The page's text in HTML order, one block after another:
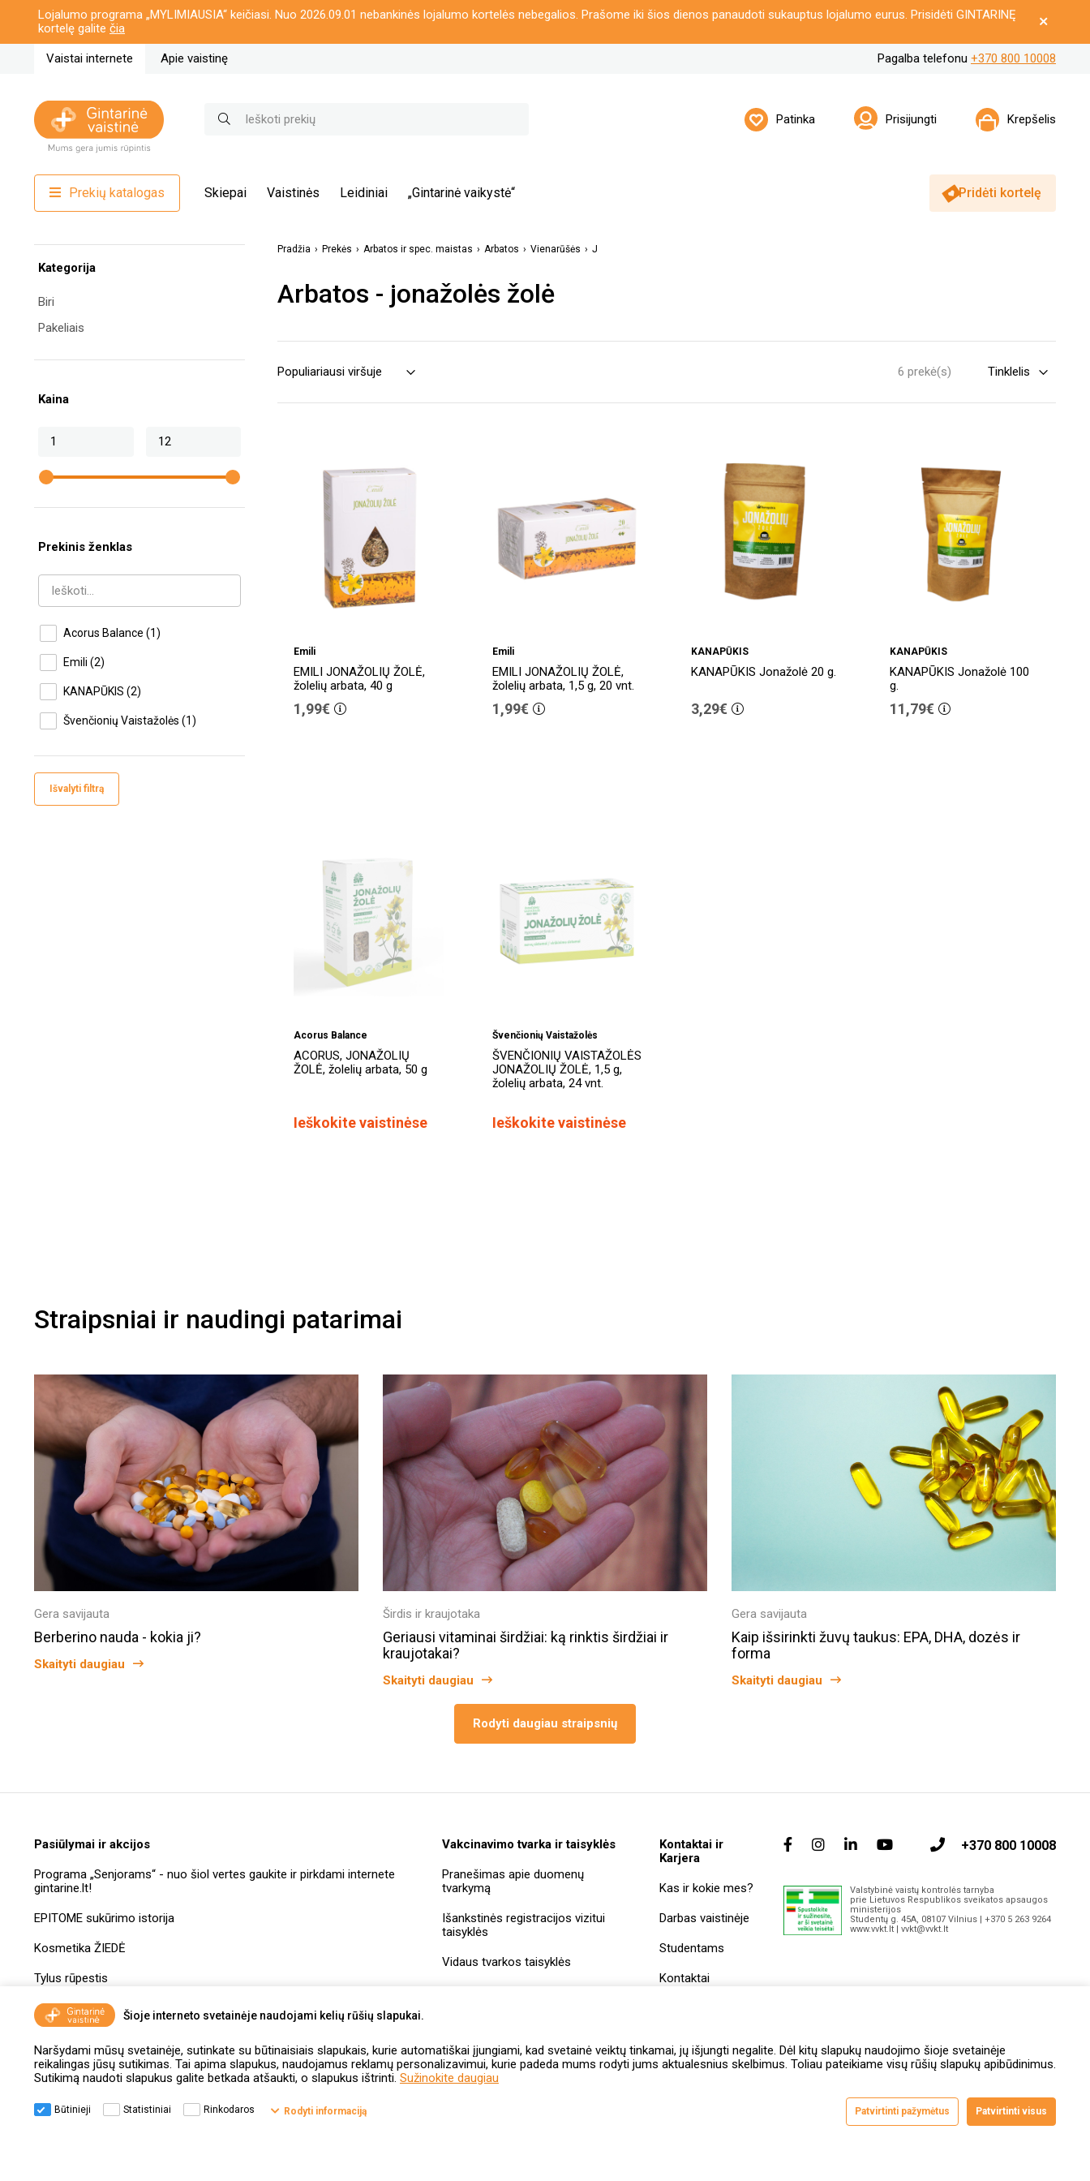
Šioje interneto svetainėje naudojami kelių rūšių slapukai.
Naršydami mūsų svetainėje, sutinkate su būtinaisiais slapukais, kurie automatiškai įjungiami, kad svetainė veiktų tinkamai, jų išjungti negalite. Dėl kitų slapukų naudojimo šioje svetainėje
reikalingas jūsų sutikimas. Tai apima slapukus, naudojamus reklamų personalizavimui, kurie padeda mums rodyti jums aktualesnius skelbimus. Toliau pateikiame visų rūšių slapukų apibūdinimus.
Sutikimą naudoti slapukus galite betkada atšaukti, o slapukus ištrinti. Sužinokite daugiau
Patvirtinti pažymėtus Patvirtinti visus
Būtinieji Statistiniai Rinkodaros Rodyti informaciją
Lojalumo programa „MYLIMIAUSIA“ keičiasi. Nuo 2026.09.01 nebankinės lojalumo kortelės nebegalios. Prašome iki šios dienos panaudoti sukauptus lojalumo eurus. Prisidėti GINTARINĘ
kortelę galite čia
Vaistai internete Apie vaistinę Pagalba telefonu +370 800 10008
Patinka Prisijungti Krepšelis
Prekių katalogas Skiepai Vaistinės Leidiniai „Gintarinė vaikystė“ Pridėti kortelę
Kategorija
Biri
Pakeliais
Kaina
Prekinis ženklas
Acorus Balance (1)
Emili (2)
KANAPŪKIS (2)
Švenčionių Vaistažolės (1)
Išvalyti filtrą
Pradžia Prekės Arbatos ir spec. maistas Arbatos Vienarūšės J
Arbatos - jonažolės žolė
6 prekė(s)
Emili
EMILI JONAŽOLIŲ ŽOLĖ,
žolelių arbata, 40 g
1,99€
Emili
EMILI JONAŽOLIŲ ŽOLĖ,
žolelių arbata, 1,5 g, 20 vnt.
1,99€
KANAPŪKIS
KANAPŪKIS Jonažolė 20 g.
3,29€
KANAPŪKIS
KANAPŪKIS Jonažolė 100
g.
11,79€
Acorus Balance
ACORUS, JONAŽOLIŲ
ŽOLĖ, žolelių arbata, 50 g
Ieškokite vaistinėse
Švenčionių Vaistažolės
ŠVENČIONIŲ VAISTAŽOLĖS
JONAŽOLIŲ ŽOLĖ, 1,5 g,
žolelių arbata, 24 vnt.
Ieškokite vaistinėse
Straipsniai ir naudingi patarimai
Gera savijauta
Berberino nauda - kokia ji?
Skaityti daugiau
Širdis ir kraujotaka
Geriausi vitaminai širdžiai: ką rinktis širdžiai ir
kraujotakai?
Skaityti daugiau
Gera savijauta
Kaip išsirinkti žuvų taukus: EPA, DHA, dozės ir
forma
Skaityti daugiau
Rodyti daugiau straipsnių
Pasiūlymai ir akcijos
Programa „Senjorams“ - nuo šiol vertes gaukite ir pirkdami internete
gintarine.lt!
EPITOME sukūrimo istorija
Kosmetika ŽIEDĖ
Tylus rūpestis
Dovanų kuponų taisyklės
Vakcinavimo tvarka ir taisyklės
Pranešimas apie duomenų
tvarkymą
Išankstinės registracijos vizitui
taisyklės
Vidaus tvarkos taisyklės
Kontaktai ir
Karjera
Kas ir kokie mes?
Darbas vaistinėje
Studentams
Kontaktai
savitarna
+370 800 10008
Valstybinė vaistų kontrolės tarnyba
prie Lietuvos Respublikos sveikatos apsaugos
ministerijos
Studentų g. 45A, 08107 Vilnius | +370 5 263 9264
www.vvkt.lt | vvkt@vvkt.lt
Susikurk virtualią GINTARINĘ
Apklausos